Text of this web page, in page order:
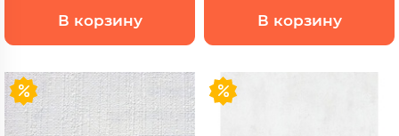
В корзину В корзину